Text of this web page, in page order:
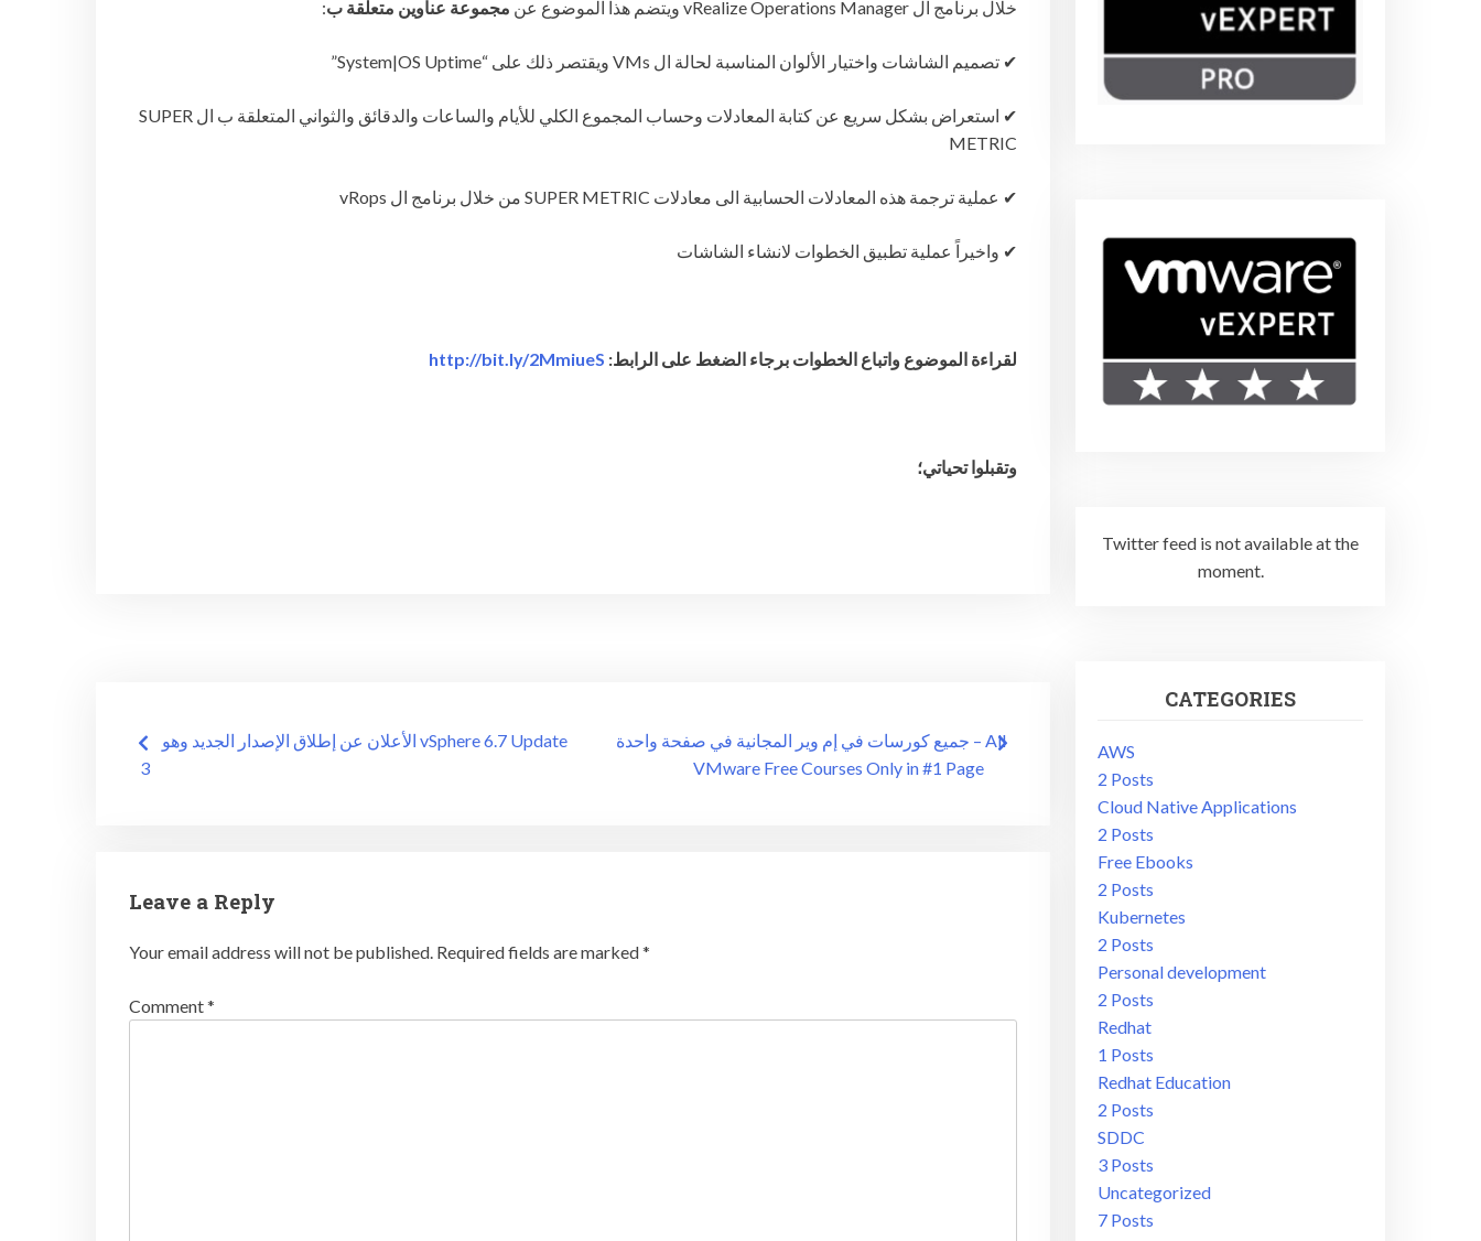
خلال برنامج ال vRealize Operations Manager ويتضم هذا الموضوع عن
مجموعة عناوين متعلقة ب:
✔︎ تصميم الشاشات واختيار الألوان المناسبة لحالة ال VMs ويقتصر ذلك على “System|OS Uptime”
✔︎ استعراض بشكل سريع عن كتابة المعادلات وحساب المجموع الكلي للأيام والساعات والدقائق والثواني المتعلقة ب ال SUPER
METRIC
✔︎ عملية ترجمة هذه المعادلات الحسابية الى معادلات SUPER METRIC من خلال برنامج ال vRops
✔︎ واخيراً عملية تطبيق الخطوات لانشاء الشاشات
لقراءة الموضوع واتباع الخطوات برجاء الضغط على الرابط: http://bit.ly/2MmiueS
وتقبلوا تحياتي؛
Post
الأعلان عن إطلاق الإصدار الجديد وهو vSphere 6.7 Update
3
جميع كورسات في إم وير المجانية في صفحة واحدة – All
VMware Free Courses Only in #1 Page
Leave a Reply
Your email address will not be published. Required fields are marked*
Comment*
Twitter feed is not available at the
moment.
CATEGORIES
AWS
2 Posts
Cloud Native Applications
2 Posts
Free Ebooks
2 Posts
Kubernetes
2 Posts
Personal development
2 Posts
Redhat
1 Posts
Redhat Education
2 Posts
SDDC
3 Posts
Uncategorized
7 Posts